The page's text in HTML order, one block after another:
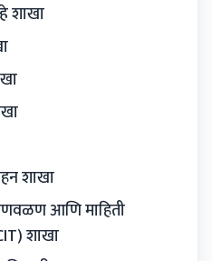
शाखा
शाखा
आणि माहिती
शाखा